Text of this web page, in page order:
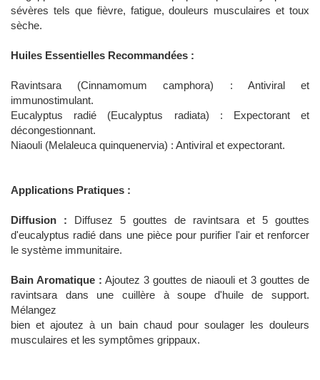
sévères tels que fièvre, fatigue, douleurs musculaires et toux
sèche.
Huiles Essentielles Recommandées :
Ravintsara (Cinnamomum camphora) : Antiviral et
immunostimulant.
Eucalyptus radié (Eucalyptus radiata) : Expectorant et
décongestionnant.
Niaouli (Melaleuca quinquenervia) : Antiviral et expectorant.
Applications Pratiques :
Diffusion : Diffusez 5 gouttes de ravintsara et 5 gouttes
d'eucalyptus radié dans une pièce pour purifier l'air et renforcer
le système immunitaire.
Bain Aromatique : Ajoutez 3 gouttes de niaouli et 3 gouttes de
ravintsara dans une cuillère à soupe d'huile de support.
Mélangez
bien et ajoutez à un bain chaud pour soulager les douleurs
musculaires et les symptômes grippaux.